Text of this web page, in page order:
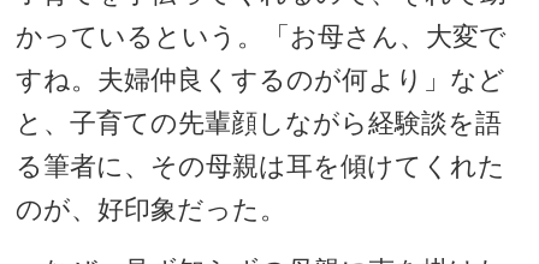
かっているという。「お母さん、大変で
すね。夫婦仲良くするのが何より」など
と、子育ての先輩顔しながら経験談を語
る筆者に、その母親は耳を傾けてくれた
のが、好印象だった。